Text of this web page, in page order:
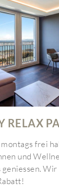
RELAX
frei
und
geniessen.